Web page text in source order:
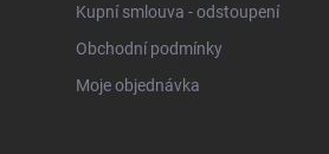
Kupní smlouva - odstoupení
Obchodní podmínky
Moje objednávka